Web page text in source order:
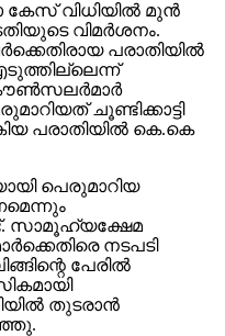
വിധിയില്‍ മുന്‍
വിമര്‍ശനം.
പരാതിയില്‍
ചൂണ്ടിക്കാട്ടി
പരാതിയില്‍ കെ.കെ
പെരുമാറിയ
സാമൂഹ്യക്ഷേമ
നടപടി
പേരില്‍
തുടരാന്‍